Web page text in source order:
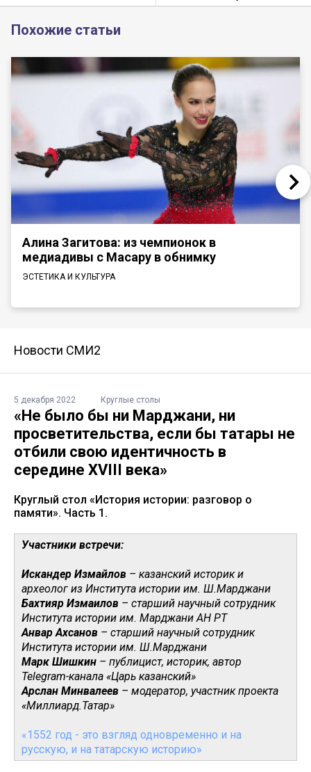
Похожие статьи
Алина Загитова: из чемпионок в
медиадивы с Масару в обнимку
ЭСТЕТИКА И КУЛЬТУРА
Новости СМИ2
5 декабря 2022 Круглые столы
«Не было бы ни Марджани, ни
просветительства, если бы татары не
отбили свою идентичность в
середине XVIII века»
Круглый стол «История истории: разговор о
памяти». Часть 1.
Участники встречи:
Искандер Измайлов – казанский историк и
археолог из Института истории им. Ш.Марджани
Бахтияр Измаилов – старший научный сотрудник
Института истории им. Марджани АН РТ
Анвар Ахсанов – старший научный сотрудник
Института истории им. Ш.Марджани
Марк Шишкин – публицист, историк, автор
Telegram-канала «Царь казанский»
Арслан Минвалеев – модератор, участник проекта
«Миллиард.Татар»
«1552 год - это взгляд одновременно и на
русскую, и на татарскую историю»